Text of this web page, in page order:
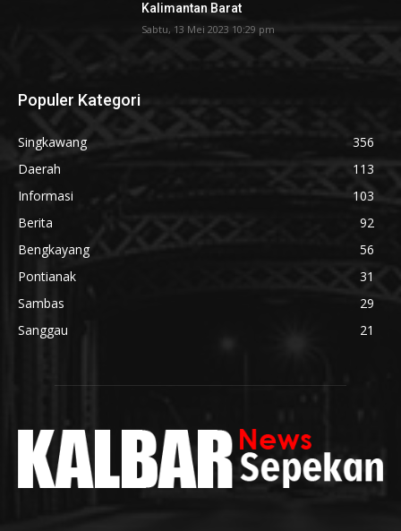
Kalimantan Barat
Sabtu, 13 Mei 2023 10:29 pm
Populer Kategori
Singkawang
356
Daerah
113
Informasi
103
Berita
92
Bengkayang
56
Pontianak
31
Sambas
29
Sanggau
21